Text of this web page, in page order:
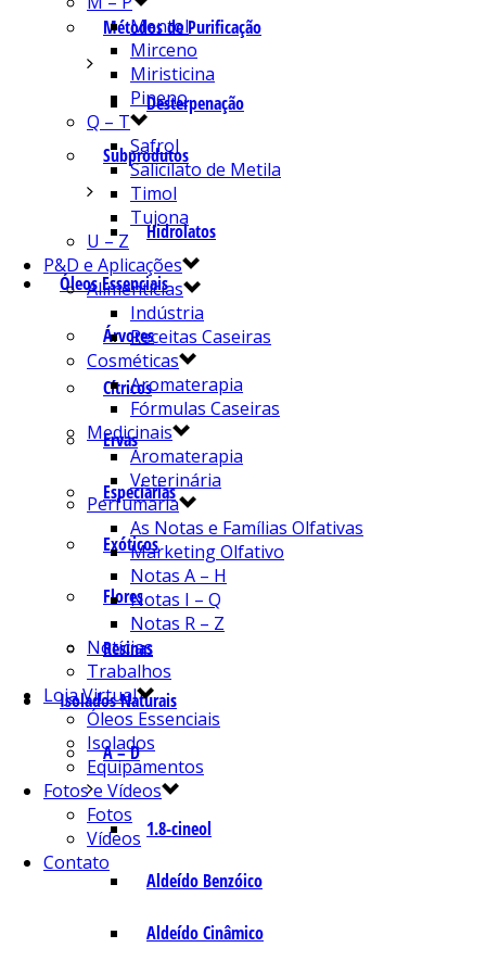
Métodos de Purificação
Desterpenação
Subprodutos
Hidrolatos
Óleos Essenciais
Árvores
Cítricos
Ervas
Especiarias
Exóticos
Flores
Resinas
Isolados Naturais
A – D
1.8-cineol
Aldeído Benzóico
Aldeído Cinâmico
Mentol
Mirceno
Miristicina
Pineno
Q – T
Safrol
Salicilato de Metila
Timol
Tujona
U – Z
P&D e Aplicações
Alimentícias
Indústria
Receitas Caseiras
Cosméticas
Aromaterapia
Fórmulas Caseiras
Medicinais
Aromaterapia
Veterinária
Perfumaria
As Notas e Famílias Olfativas
Marketing Olfativo
Notas A – H
Notas I – Q
Notas R – Z
Notícias
Trabalhos
Loja Virtual
Óleos Essenciais
Isolados
Equipamentos
Fotos e Vídeos
Fotos
Vídeos
Contato